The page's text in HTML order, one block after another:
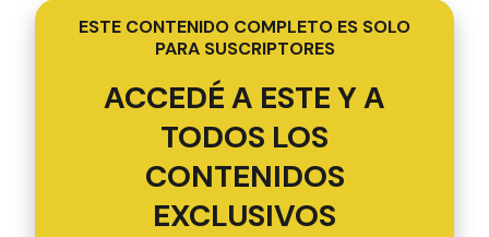
ESTE CONTENIDO COMPLETO ES SOLO
PARA SUSCRIPTORES
ACCEDÉ A ESTE Y A
TODOS LOS
CONTENIDOS
EXCLUSIVOS